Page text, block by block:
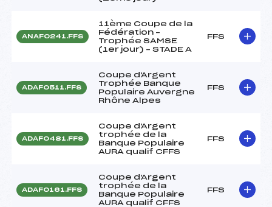
ANAF0241.FFS
11ème Coupe de la
Fédération –
Trophée SAMSE
(1er jour) – STADE A
FFS
ADAF0511.FFS
Coupe d'Argent
Trophée Banque
Populaire Auvergne
Rhône Alpes
FFS
ADAF0481.FFS
Coupe d'Argent
trophée de la
Banque Populaire
AURA qualif CFFS
FFS
ADAF0161.FFS
Coupe d'Argent
trophée de la
Banque Populaire
AURA qualif CFFS
FFS